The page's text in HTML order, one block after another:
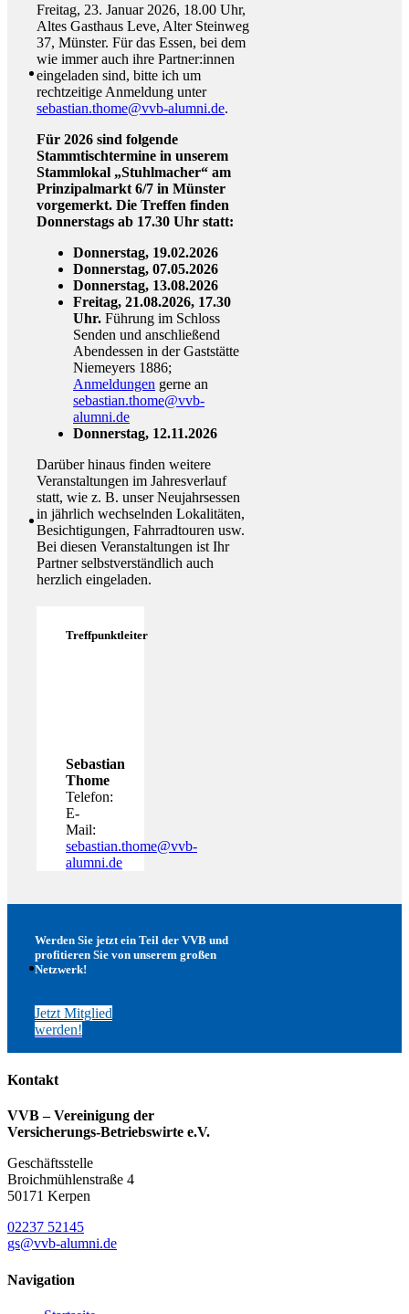
Freitag, 23. Januar 2026, 18.00 Uhr,
Altes Gasthaus Leve, Alter Steinweg
37, Münster. Für das Essen, bei dem
wie immer auch ihre Partner:innen
eingeladen sind, bitte ich um
rechtzeitige Anmeldung unter
sebastian.thome@vvb-alumni.de.
Für 2026 sind folgende
Stammtischtermine in unserem
Stammlokal „Stuhlmacher“ am
Prinzipalmarkt 6/7 in Münster
vorgemerkt. Die Treffen finden
Donnerstags ab 17.30 Uhr statt:
Donnerstag, 19.02.2026
Donnerstag, 07.05.2026
Donnerstag, 13.08.2026
Freitag, 21.08.2026, 17.30
Uhr. Führung im Schloss
Senden und anschließend
Abendessen in der Gaststätte
Niemeyers 1886;
Anmeldungen gerne an
sebastian.thome@vvb-
alumni.de
Donnerstag, 12.11.2026
Darüber hinaus finden weitere
Veranstaltungen im Jahresverlauf
statt, wie z. B. unser Neujahrsessen
in jährlich wechselnden Lokalitäten,
Besichtigungen, Fahrradtouren usw.
Bei diesen Veranstaltungen ist Ihr
Partner selbstverständlich auch
herzlich eingeladen.
Treffpunktleiter
Sebastian
Thome
Telefon:
E-
Mail:
sebastian.thome@vvb-
alumni.de
Werden Sie jetzt ein Teil der VVB und
profitieren Sie von unserem großen
Netzwerk!
Jetzt Mitglied
werden!
Kontakt
VVB – Vereinigung der
Versicherungs-Betriebswirte e.V.
Geschäftsstelle
Broichmühlenstraße 4
50171 Kerpen
02237 52145
gs@vvb-alumni.de
Navigation